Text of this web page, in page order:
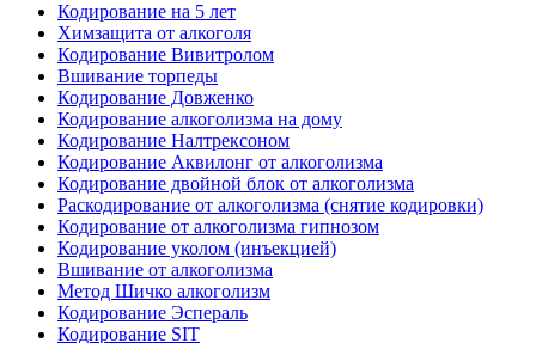
Кодирование на 5 лет
Химзащита от алкоголя
Кодирование Вивитролом
Вшивание торпеды
Кодирование Довженко
Кодирование алкоголизма на дому
Кодирование Налтрексоном
Кодирование Аквилонг от алкоголизма
Кодирование двойной блок от алкоголизма
Раскодирование от алкоголизма (снятие кодировки)
Кодирование от алкоголизма гипнозом
Кодирование уколом (инъекцией)
Вшивание от алкоголизма
Метод Шичко алкоголизм
Кодирование Эспераль
Кодирование SIT